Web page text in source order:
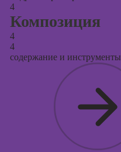
4
Композиция
4
4
содержание и инструменты